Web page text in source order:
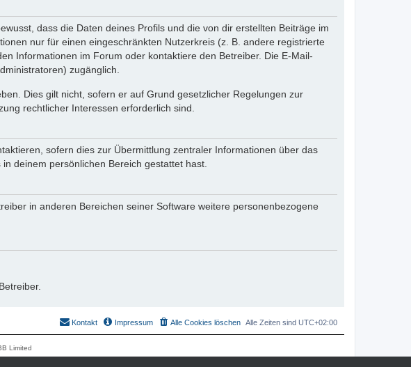
dass die Daten deines Profils und die von dir erstellten Beiträge im
nur für einen eingeschränkten Nutzerkreis (z. B. andere registrierte
Informationen im Forum oder kontaktiere den Betreiber. Die E-Mail-
zugänglich.
Dies gilt nicht, sofern er auf Grund gesetzlicher Regelungen zur
rechtlicher Interessen erforderlich sind.
sofern dies zur Übermittlung zentraler Informationen über das
deinem persönlichen Bereich gestattet hast.
in anderen Bereichen seiner Software weitere personenbezogene
Alle Zeiten sind UTC+02:00
Alle Cookies löschen
Impressum
Kontakt
Limited